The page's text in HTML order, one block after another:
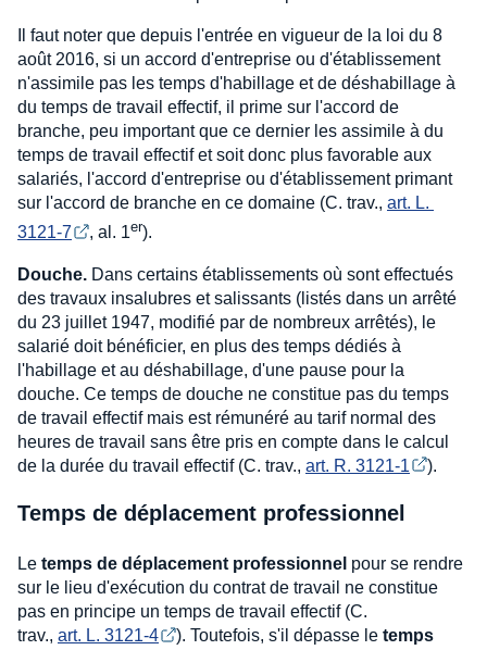
Il faut noter que depuis l'entrée en vigueur de la loi du 8
août 2016, si un accord d'entreprise ou d'établissement
n'assimile pas les temps d'habillage et de déshabillage à
du temps de travail effectif, il prime sur l'accord de
branche, peu important que ce dernier les assimile à du
temps de travail effectif et soit donc plus favorable aux
salariés, l'accord d'entreprise ou d'établissement primant
sur l'accord de branche en ce domaine (C. trav., art. L.
3121-7
, al. 1er).
Douche. Dans certains établissements où sont effectués
des travaux insalubres et salissants (listés dans un arrêté
du 23 juillet 1947, modifié par de nombreux arrêtés), le
salarié doit bénéficier, en plus des temps dédiés à
l'habillage et au déshabillage, d'une pause pour la
douche. Ce temps de douche ne constitue pas du temps
de travail effectif mais est rémunéré au tarif normal des
heures de travail sans être pris en compte dans le calcul
de la durée du travail effectif (C. trav., art. R. 3121-1 ).
Temps de déplacement professionnel
Le temps de déplacement professionnel pour se rendre
sur le lieu d'exécution du contrat de travail ne constitue
pas en principe un temps de travail effectif (C.
trav., art. L. 3121-4 ). Toutefois, s'il dépasse le temps